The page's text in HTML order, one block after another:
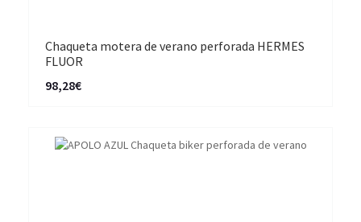
Chaqueta motera de verano perforada HERMES
FLUOR
98,28€